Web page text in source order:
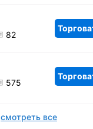
82
575
смотреть все